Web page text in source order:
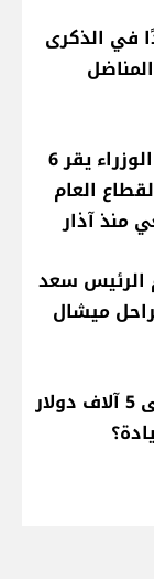
في الذكرى
معلومات للـLBCI: مجلس الوزراء يقر 6
العام
منذ آذار
الرئيس سعد
ميشال
راتب النائب من 3 آلاف إلى 5 آلاف دولار